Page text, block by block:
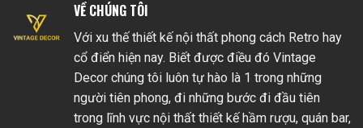
VỀ CHÚNG TÔI
Với xu thế thiết kế nội thất phong cách Retro hay
cổ điển hiện nay. Biết được điều đó Vintage
Decor chúng tôi luôn tự hào là 1 trong những
người tiên phong, đi những bước đi đầu tiên
trong lĩnh vực nội thất thiết kế hầm rượu, quán bar,